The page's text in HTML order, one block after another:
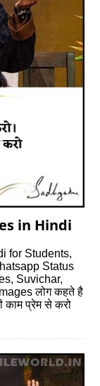
in Hindi
for Students,
Status
Suvichar,
लोग कहते है
काम प्रेम से करो